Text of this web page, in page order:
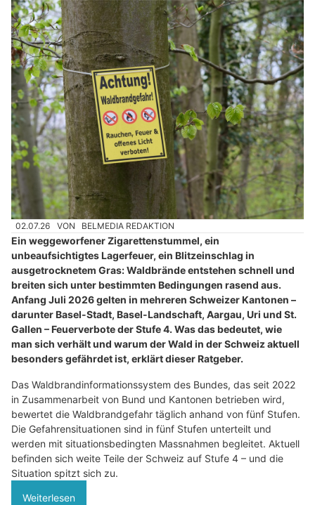
02.07.26 VON BELMEDIA REDAKTION
Ein weggeworfener Zigarettenstummel, ein
unbeaufsichtigtes Lagerfeuer, ein Blitzeinschlag in
ausgetrocknetem Gras: Waldbrände entstehen schnell und
breiten sich unter bestimmten Bedingungen rasend aus.
Anfang Juli 2026 gelten in mehreren Schweizer Kantonen –
darunter Basel-Stadt, Basel-Landschaft, Aargau, Uri und St.
Gallen – Feuerverbote der Stufe 4. Was das bedeutet, wie
man sich verhält und warum der Wald in der Schweiz aktuell
besonders gefährdet ist, erklärt dieser Ratgeber.
Das Waldbrandinformationssystem des Bundes, das seit 2022
in Zusammenarbeit von Bund und Kantonen betrieben wird,
bewertet die Waldbrandgefahr täglich anhand von fünf Stufen.
Die Gefahrensituationen sind in fünf Stufen unterteilt und
werden mit situationsbedingten Massnahmen begleitet. Aktuell
befinden sich weite Teile der Schweiz auf Stufe 4 – und die
Situation spitzt sich zu.
Weiterlesen